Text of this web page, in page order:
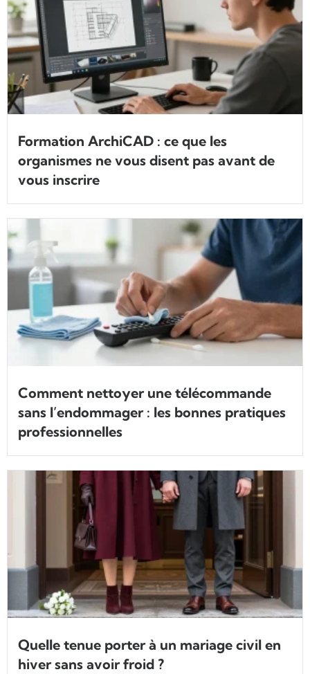
Formation ArchiCAD : ce que les
organismes ne vous disent pas avant de
vous inscrire
Comment nettoyer une télécommande
sans l’endommager : les bonnes pratiques
professionnelles
Quelle tenue porter à un mariage civil en
hiver sans avoir froid ?